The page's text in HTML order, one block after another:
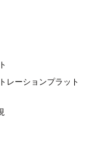
レーションプラット